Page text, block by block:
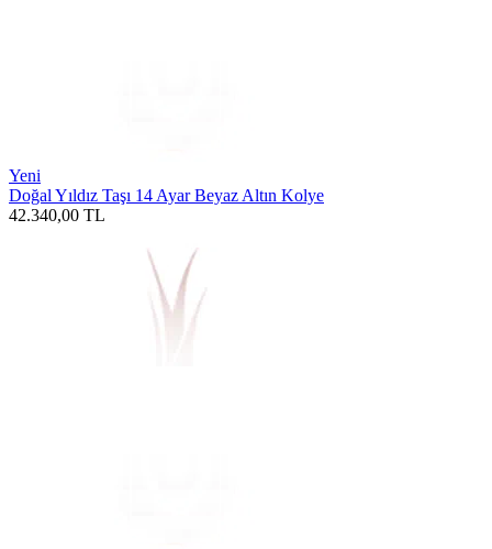
Yeni
Doğal Yıldız Taşı 14 Ayar Beyaz Altın Kolye
42.340,00 TL